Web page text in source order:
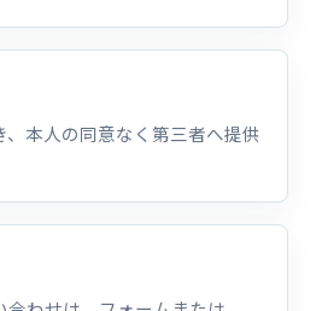
本人の同意なく第三者へ提供